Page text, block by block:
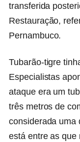
transferida
Restauração,
Pernambuco.
Tubarão-tigre
Especialistas
ataque era um
três metros de
considerada uma
está entre as que